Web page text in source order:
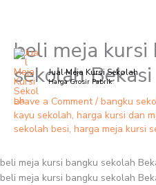
Skip
content
Jual Meja Kursi Sekolah
Harga Grosir Pabrik
beli meja kursi
sekolah Bekasi
Leave a Comment / bangku
kayu sekolah, harga kursi dan
sekolah besi, harga meja kursi
beli meja kursi bangku sekolah
beli meja kursi bangku sekolah